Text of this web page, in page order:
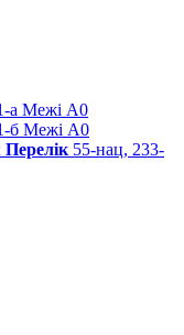
а Межі А0
б Межі А0
Перелік 55-нац, 233-